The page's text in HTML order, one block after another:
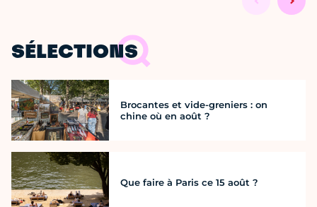
SÉLECTIONS
Brocantes et vide-greniers : on
chine où en août ?
Que faire à Paris ce 15 août ?